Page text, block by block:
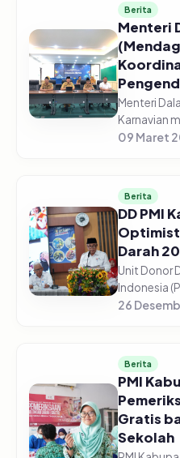
Berita
Menteri
Menteri
Karnavian
(Rakor)
09 Maret
Berita
DD PMI
Darah
Unit Donor
Indonesia
optimistis
dar...
26
Berita
PMI
Gratis
Sekolah